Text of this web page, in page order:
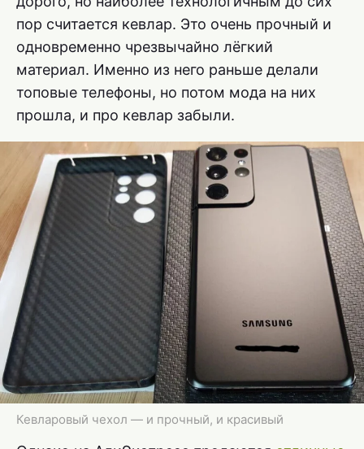
пор считается кевлар. Это очень прочный и
одновременно чрезвычайно лёгкий
материал. Именно из него раньше делали
топовые телефоны, но потом мода на них
прошла, и про кевлар забыли.
Кевларовый чехол — и прочный, и красивый